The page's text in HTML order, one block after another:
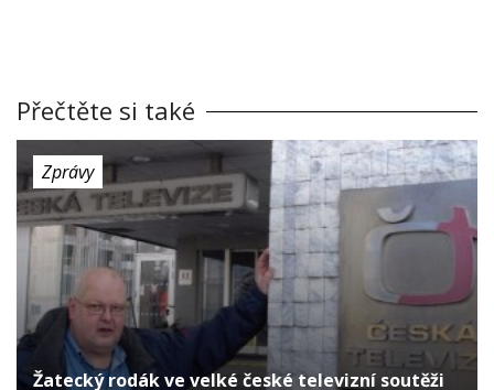
Přečtěte si také
Zprávy
Žatecký rodák ve velké české televizní soutěži